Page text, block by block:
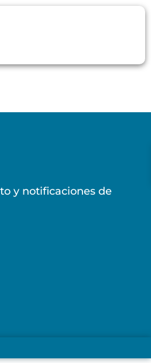
y notificaciones de